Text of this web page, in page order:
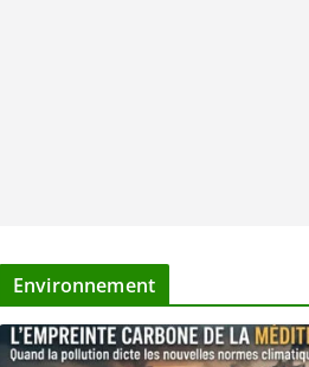
Environnement